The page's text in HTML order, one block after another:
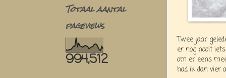
Twee jaar
er nog nooit
om er eens
had ik dan vier
Totaal aantal
pageviews
994,512